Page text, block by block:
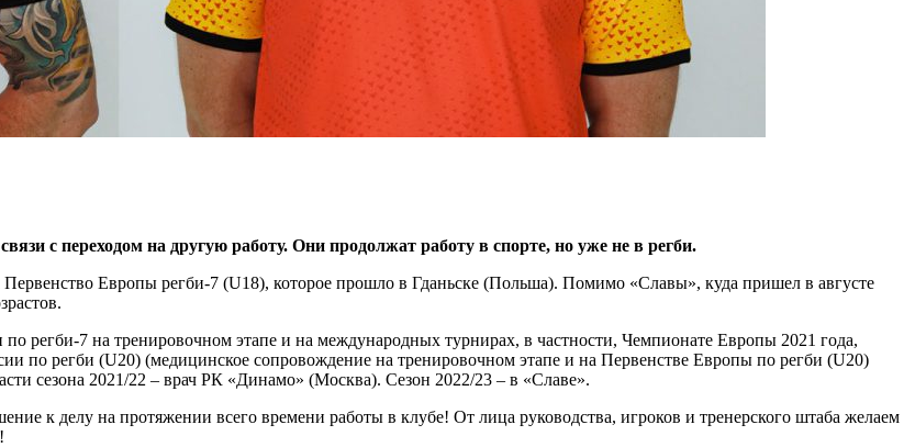
с переходом на другую работу. Они продолжат работу в спорте, но уже не в регби.
Европы регби-7 (U18), которое прошло в Гданьске (Польша). Помимо «Славы», куда пришел в августе
по регби-7 на тренировочном этапе и на международных турнирах, в частности, Чемпионате Европы 2021 года,
по регби (U20) (медицинское сопровождение на тренировочном этапе и на Первенстве Европы по регби (U20)
сезона 2021/22 – врач РК «Динамо» (Москва). Сезон 2022/23 – в «Славе».
к делу на протяжении всего времени работы в клубе! От лица руководства, игроков и тренерского штаба желаем